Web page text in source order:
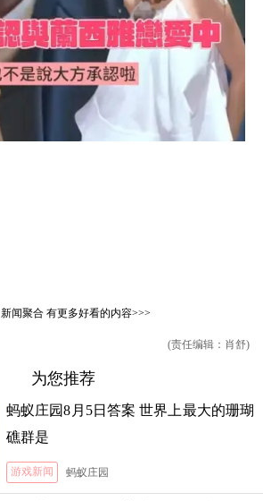
新闻聚合有更多好看的内容>>>
(责任编辑：肖舒)
为您推荐
蚂蚁庄园8月5日答案 世界上最大的珊瑚
礁群是
游戏新闻 蚂蚁庄园